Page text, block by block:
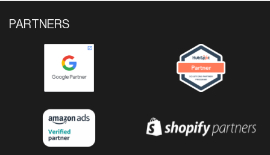
ejemplos […]
PARTNERS